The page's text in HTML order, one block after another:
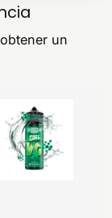
un